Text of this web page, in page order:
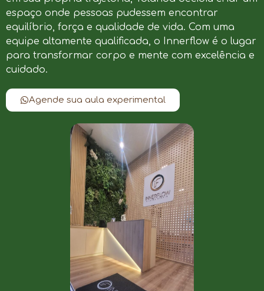
espaço onde pessoas pudessem encontrar
equilíbrio, força e qualidade de vida. Com uma
equipe altamente qualificada, o Innerflow é o lugar
para transformar corpo e mente com excelência e
cuidado.
Agende sua aula experimental